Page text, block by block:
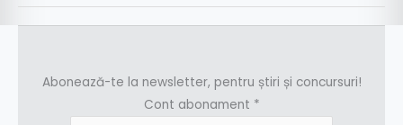
Abonează-te la newsletter, pentru știri și concursuri!
Cont abonament *